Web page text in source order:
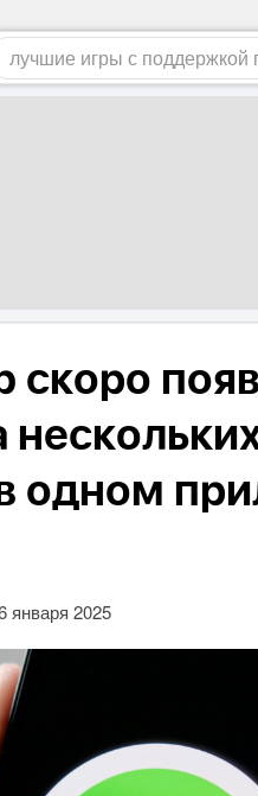
скоро
одном
января 2025